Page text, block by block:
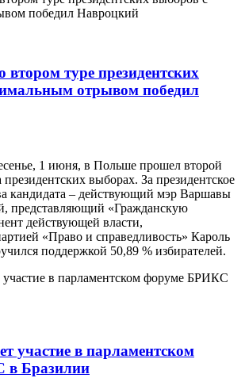
втором туре президентских
отрывом победил
1 июня, в Польше прошел второй
президентских выборах. За президентское
кандидата – действующий мэр Варшавы
представляющий «Гражданскую
действующей власти,
«Право и справедливость» Кароль
поддержкой 50,89 % избирателей.
участие в парламентском
Бразилии